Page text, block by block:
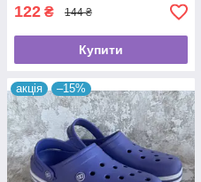
122 ₴ 144 ₴
Купити
акція –15%